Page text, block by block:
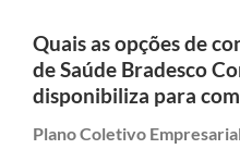
Quais as opções de
de Saúde Bradesco
disponibiliza para
Plano Coletivo